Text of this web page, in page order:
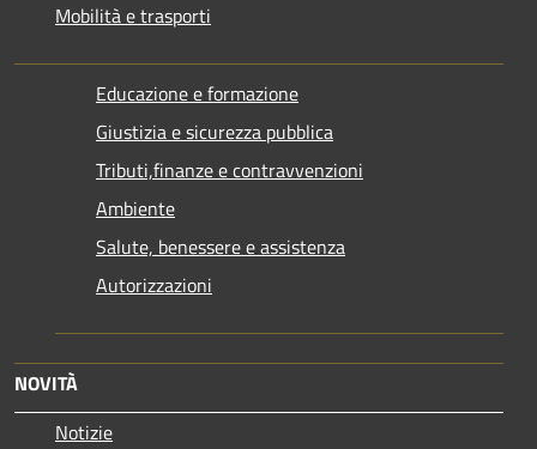
Mobilità e trasporti
Educazione e formazione
Giustizia e sicurezza pubblica
Tributi,finanze e contravvenzioni
Ambiente
Salute, benessere e assistenza
Autorizzazioni
NOVITÀ
Notizie